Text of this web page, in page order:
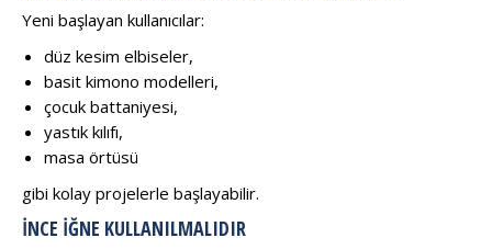
Yeni başlayan kullanıcılar:
düz kesim elbiseler,
basit kimono modelleri,
çocuk battaniyesi,
yastık kılıfı,
masa örtüsü
gibi kolay projelerle başlayabilir.
İNCE İĞNE KULLANILMALIDIR